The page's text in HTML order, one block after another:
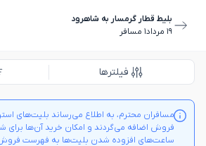
بلیط قطار گرمسار به شاهرود
١٩ مرداد
١ مسافر
فیلترها
مسافران محترم، به اطلاع می‌رساند بلیت‌های
فروش اضافه می‌گردند و امکان خرید آن‌ها برای